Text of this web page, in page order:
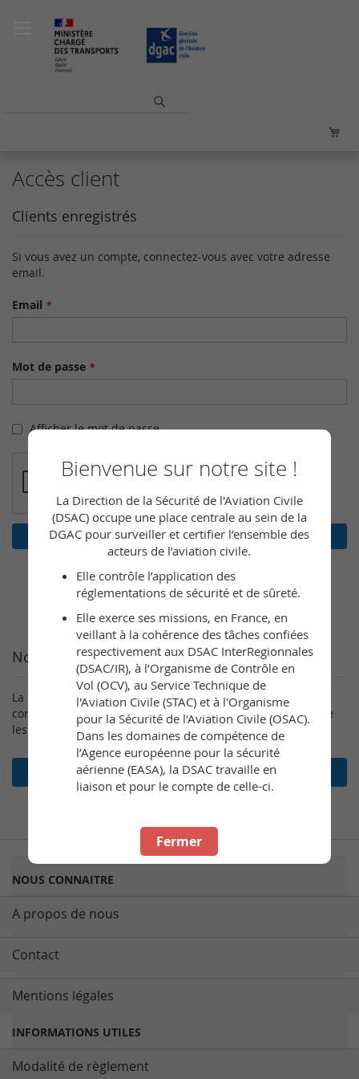
contenu
Accès client
Clients enregistrés
Si vous avez un compte, connectez-vous avec votre adresse
email.
Email
Mot de passe
Afficher le mot de passe
Connexion
Nouveaux clients
La création d’un compte a de nombreux avantages :
consultation rapide, sauvegarder plusieurs adresses, suivre
les commandes, et bien plus encore.
Créer un compte
NOUS CONNAITRE
A propos de nous
Contact
Mentions légales
INFORMATIONS UTILES
Modalité de règlement
Bienvenue sur notre site !
La Direction de la Sécurité de l'Aviation Civile
(DSAC) occupe une place centrale au sein de la
DGAC pour surveiller et certifier l’ensemble des
acteurs de l’aviation civile.
Elle contrôle l’application des
réglementations de sécurité et de sûreté.
Elle exerce ses missions, en France, en
veillant à la cohérence des tâches confiées
respectivement aux DSAC InterRegionnales
(DSAC/IR), à l’Organisme de Contrôle en
Vol (OCV), au Service Technique de
l'Aviation Civile (STAC) et à l'Organisme
pour la Sécurité de l'Aviation Civile (OSAC).
Dans les domaines de compétence de
l’Agence européenne pour la sécurité
aérienne (EASA), la DSAC travaille en
liaison et pour le compte de celle-ci.
Fermer